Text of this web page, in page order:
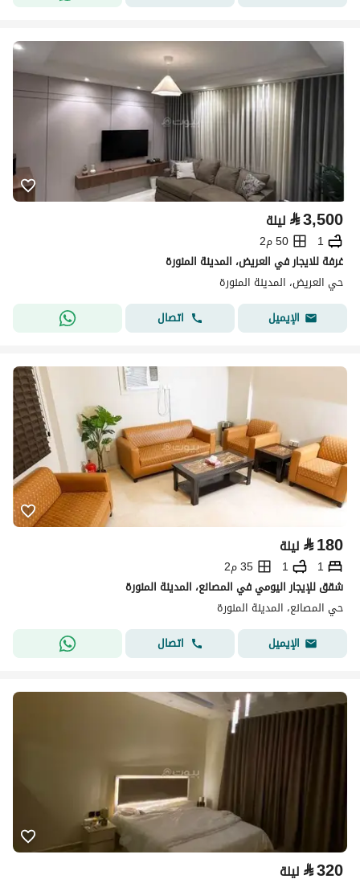
⃁3,500 ليلة
1
50 م2
غرفة للايجار في العريض، المدينة المنورة
حي العريض، المدينة المنورة
الإيميل
اتصال
⃁180 ليلة
1
1
35 م2
شقق للإيجار اليومي في المصانع، المدينة المنورة
حي المصانع، المدينة المنورة
الإيميل
اتصال
⃁320 ليلة